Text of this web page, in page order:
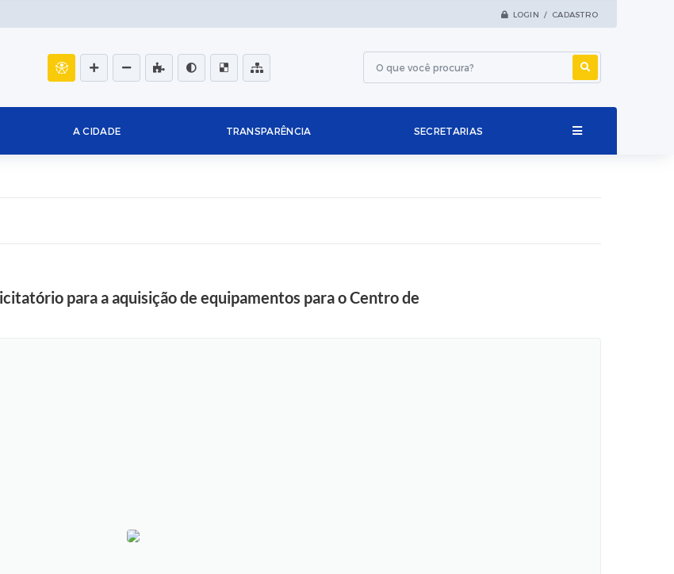
LOGIN / CADASTRO
A CIDADE TRANSPARÊNCIA SECRETARIAS
para a aquisição de equipamentos para o Centro de